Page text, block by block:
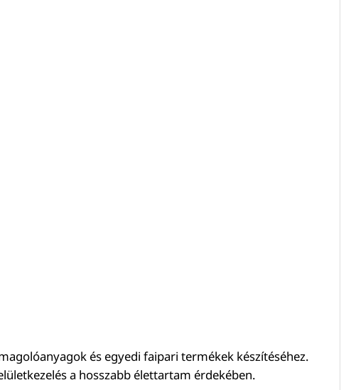
és egyedi faipari termékek készítéséhez.
a hosszabb élettartam érdekében.